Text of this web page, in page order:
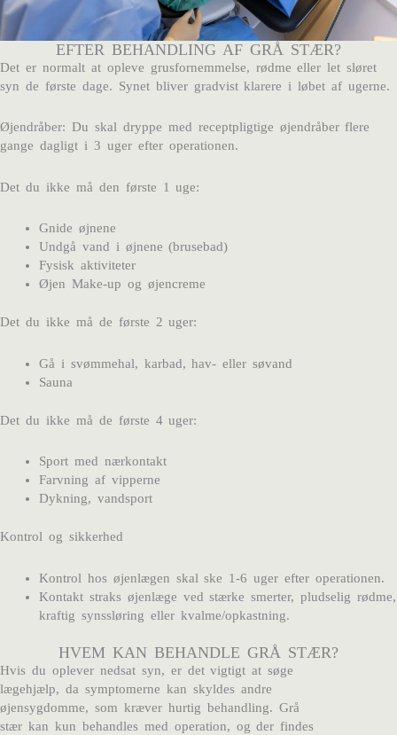
EFTER BEHANDLING AF GRÅ STÆR?
Det er normalt at opleve grusfornemmelse, rødme eller let sløret
syn de første dage. Synet bliver gradvist klarere i løbet af ugerne.
Øjendråber: Du skal dryppe med receptpligtige øjendråber flere
gange dagligt i 3 uger efter operationen.
Det du ikke må den første 1 uge:
Gnide øjnene
Undgå vand i øjnene (brusebad)
Fysisk aktiviteter
Øjen Make-up og øjencreme
Det du ikke må de første 2 uger:
Gå i svømmehal, karbad, hav- eller søvand
Sauna
Det du ikke må de første 4 uger:
Sport med nærkontakt
Farvning af vipperne
Dykning, vandsport
Kontrol og sikkerhed
Kontrol hos øjenlægen skal ske 1-6 uger efter operationen.
Kontakt straks øjenlæge ved stærke smerter, pludselig rødme,
kraftig synssløring eller kvalme/opkastning.
HVEM KAN BEHANDLE GRÅ STÆR?
Hvis du oplever nedsat syn, er det vigtigt at søge
lægehjælp, da symptomerne kan skyldes andre
øjensygdomme, som kræver hurtig behandling. Grå
stær kan kun behandles med operation, og der findes